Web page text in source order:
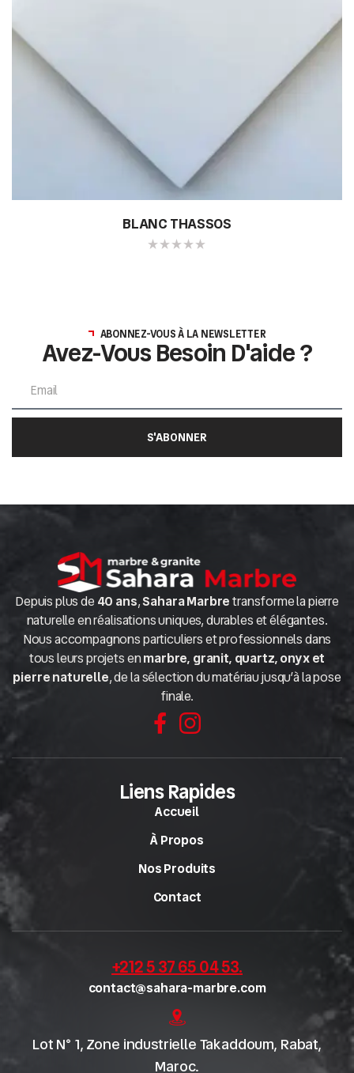
BLANC THASSOS
ABONNEZ-VOUS À LA NEWSLETTER
Avez-Vous Besoin D'aide ?
S'ABONNER
Depuis plus de 40 ans,Sahara Marbretransforme la pierre
naturelle en réalisations uniques, durables et élégantes.
Nous accompagnons particuliers et professionnels dans
tous leurs projets enmarbre, granit, quartz, onyx et
pierre naturelle, de la sélection du matériau jusqu’à la pose
finale.
Liens Rapides
Accueil
À Propos
Nos Produits
Contact
+212 5 37 65 04 53.
contact@sahara-marbre.com
Lot N° 1, Zone industrielle Takaddoum, Rabat,
Maroc.